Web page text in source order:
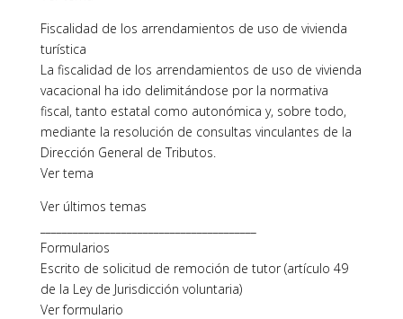
Fiscalidad de los arrendamientos de uso de vivienda
turística
La fiscalidad de los arrendamientos de uso de vivienda
vacacional ha ido delimitándose por la normativa
fiscal, tanto estatal como autonómica y, sobre todo,
mediante la resolución de consultas vinculantes de la
Dirección General de Tributos.
Ver tema
Ver últimos temas
Formularios
Escrito de solicitud de remoción de tutor (artículo 49
de la Ley de Jurisdicción voluntaria)
Ver formulario